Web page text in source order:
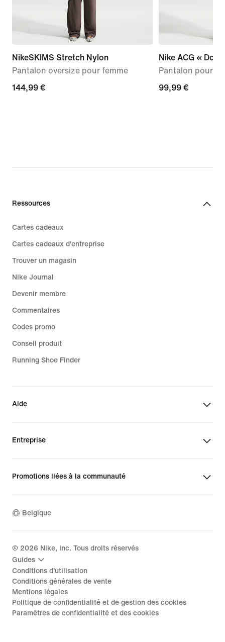
NikeSKIMS Stretch Nylon
Pantalon oversize pour femme
144,99 €
144,99 €
Nike ACG «
Pantalon pour
99,99 €
99,99 €
Ressources
Cartes cadeaux
Cartes cadeaux d'entreprise
Trouver un magasin
Nike Journal
Devenir membre
Commentaires
Codes promo
Conseil produit
Running Shoe Finder
Aide
Entreprise
Promotions liées à la communauté
Belgique
© 2026 Nike, Inc. Tous droits réservés
Guides
Conditions d'utilisation
Conditions générales de vente
Mentions légales
Politique de confidentialité et de gestion des cookies
Paramètres de confidentialité et des cookies